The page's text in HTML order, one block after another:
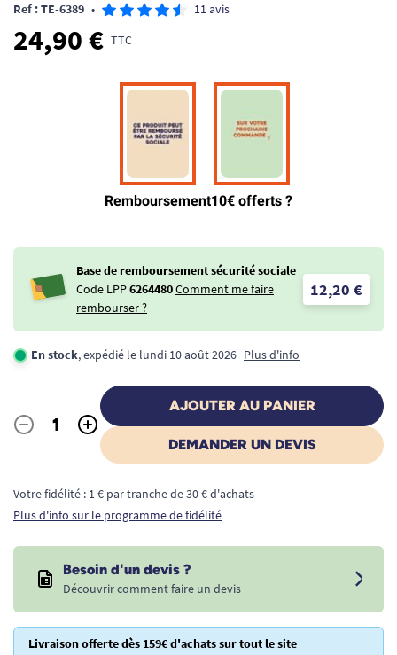
Ref : TE-6389 • 11 avis
24,90 € TTC
Base de remboursement sécurité sociale
Code LPP6264480Comment me faire
rembourser ?
12,20 €
En stock, expédié le lundi 10 août 2026 Plus d'info
Quantité
- +
AJOUTER AU PANIER
DEMANDER UN DEVIS
Votre fidélité : 1 € par tranche de 30 € d'achats
Plus d'info sur le programme de fidélité
Besoin d'un devis ?
Découvrir comment faire un devis
Livraison offerte dès 159€ d'achats sur tout le site